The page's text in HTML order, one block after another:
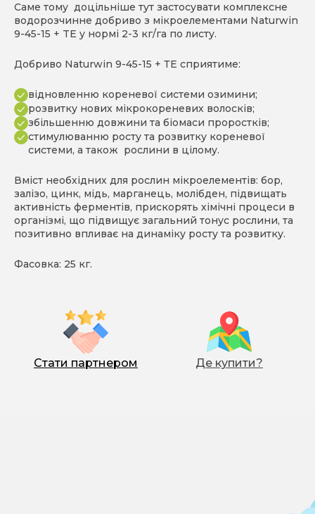
Саме тому доцільніше тут застосувати комплексне
водорозчинне добриво з мікроелементами Naturwin
9-45-15 + TE у нормі 2-3 кг/га по листу.
Добриво Naturwin 9-45-15 + ТЕ сприятиме:
відновленню кореневої системи озимини;
розвитку нових мікрокореневих волосків;
збільшенню довжини та біомаси проростків;
стимулюванню росту та розвитку кореневої
системи, а також рослини в цілому.
Вміст необхідних для рослин мікроелементів: бор,
залізо, цинк, мідь, марганець, молібден, підвищать
активність ферментів, прискорять хімічні процеси в
організмі, що підвищує загальний тонус рослини, та
позитивно впливає на динаміку росту та розвитку.
Фасовка: 25 кг.
Стати партнером Де купити?